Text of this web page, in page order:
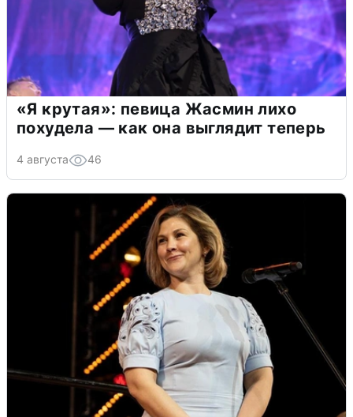
«Я крутая»: певица Жасмин лихо
похудела — как она выглядит теперь
4 августа 46